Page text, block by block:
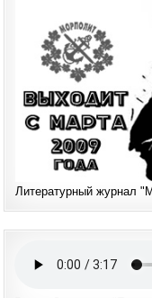
Литературный журнал